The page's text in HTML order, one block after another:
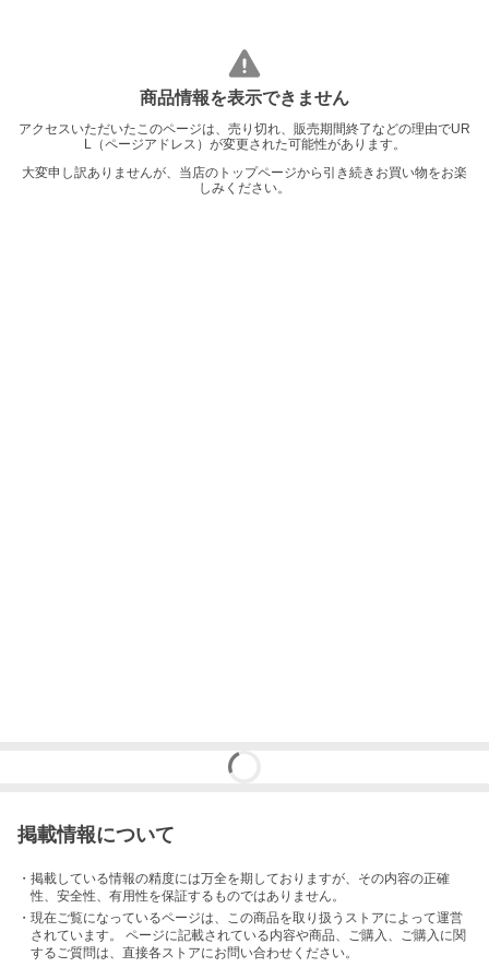
商品情報を表示できません
アクセスいただいたこのページは、売り切れ、販売期間終了などの理由でUR
L（ページアドレス）が変更された可能性があります。
大変申し訳ありませんが、当店のトップページから引き続きお買い物をお楽
しみください。
掲載情報について
・掲載している情報の精度には万全を期しておりますが、その内容の正確
性、安全性、有用性を保証するものではありません。
・現在ご覧になっているページは、この商品を取り扱うストアによって運営
されています。 ページに記載されている内容や商品、ご購入 、ご購入に関
するご質問は、直接各ストアにお問い合わせください。